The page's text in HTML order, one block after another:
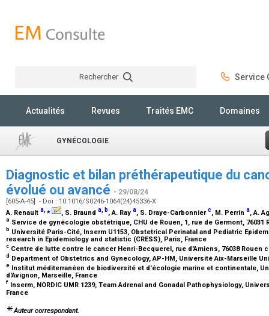
Rechercher Service
Actualités Revues Traités EMC Domaines
GYNÉCOLOGIE
Diagnostic et bilan préthérapeutique du
évolué ou avancé - 29/08/24
[605-A-45] - Doi : 10.1016/S0246-1064(24)45336-X
A. Renault a,⁎ , S. Braund a, b, A. Ray a, S. Draye-Carbonnierc, M. Perrin a, A.
a Service de gynécologie obstétrique, CHU de Rouen, 1, rue de Germont, 76031
b Université Paris-Cité, Inserm U1153, Obstetrical Perinatal and Pediatric
research in Epidemiology and statistic (CRESS), Paris, France
c Centre de lutte contre le cancer Henri-Becquerel, rue d'Amiens, 76038 Rouen
d Department of Obstetrics and Gynecology, AP-HM, Université Aix-Marseille
e Institut méditerranéen de biodiversité et d'écologie marine et continentale,
d'Avignon, Marseille, France
f Inserm, NORDIC UMR 1239, Team Adrenal and Gonadal Pathophysiology,
France
Auteur correspondant.